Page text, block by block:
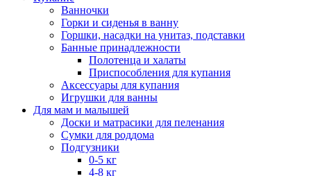
Ванночки
Горки и сиденья в ванну
Горшки, насадки на унитаз, подставки
Банные принадлежности
Полотенца и халаты
Приспособления для купания
Аксессуары для купания
Игрушки для ванны
Для мам и малышей
Доски и матрасики для пеленания
Сумки для роддома
Подгузники
0-5 кг
4-8 кг